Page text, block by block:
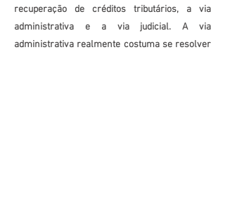
recuperação de créditos tributários, a via
administrativa e a via judicial. A via
administrativa realmente costuma se resolver